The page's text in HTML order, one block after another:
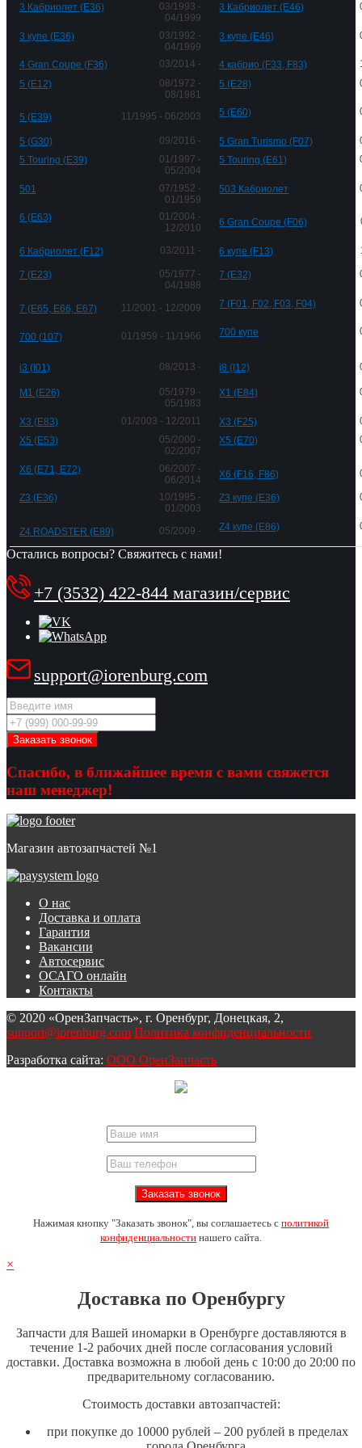
3 Кабриолет (E36)
03/1993 -
04/1999
3 Кабриолет (E46)
3 купе (E36)
03/1992 -
04/1999
3 купе (E46)
4 Gran Coupe (F36) 03/2014 - 4 кабрио (F33, F83)
5 (E12)
08/1972 -
08/1981
5 (E28)
5 (E39) 11/1995 - 06/2003 5 (E60)
5 (G30) 09/2016 - 5 Gran Turismo (F07)
5 Touring (E39)
01/1997 -
05/2004
5 Touring (E61)
501
07/1952 -
01/1959
503 Кабриолет
6 (E63)
01/2004 -
12/2010
6 Gran Coupe (F06)
6 Кабриолет (F12) 03/2011 - 6 купе (F13)
7 (E23)
05/1977 -
04/1988
7 (E32)
7 (E65, E66, E67) 11/2001 - 12/2009 7 (F01, F02, F03, F04)
700 (107) 01/1959 - 11/1966 700 купе
i3 (I01) 08/2013 - i8 (I12)
M1 (E26)
05/1979 -
05/1983
X1 (E84)
X3 (E83) 01/2003 - 12/2011 X3 (F25)
X5 (E53)
05/2000 -
02/2007
X5 (E70)
X6 (E71, E72)
06/2007 -
06/2014
X6 (F16, F86)
Z3 (E36)
10/1995 -
01/2003
Z3 купе (E36)
Z4 ROADSTER (E89) 05/2009 - Z4 купе (E86)
Остались вопросы? Свяжитесь с нами!
+7 (3532) 422-844 магазин/сервис
support@iorenburg.com
Спасибо, в ближайшее время с вами свяжется
наш менеджер!
Магазин автозапчастей №1
О нас
Доставка и оплата
Гарантия
Вакансии
Автосервис
ОСАГО онлайн
Контакты
© 2020 «ОренЗапчасть», г. Оренбург, Донецкая, 2,
support@iorenburg.com Политика конфиденциальности
Разработка сайта: ООО ОренЗапчасть
Нажимая кнопку "Заказать звонок", вы соглашаетесь с политикой
конфиденциальности нашего сайта.
×
Доставка по Оренбургу
Запчасти для Вашей иномарки в Оренбурге доставляются в
течение 1-2 рабочих дней после согласования условий
доставки. Доставка возможна в любой день с 10:00 до 20:00 по
предварительному согласованию.
Стоимость доставки автозапчастей:
при покупке до 10000 рублей – 200 рублей в пределах